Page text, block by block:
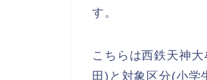
す。
こちらは西鉄天神
田)と対象区分(小学